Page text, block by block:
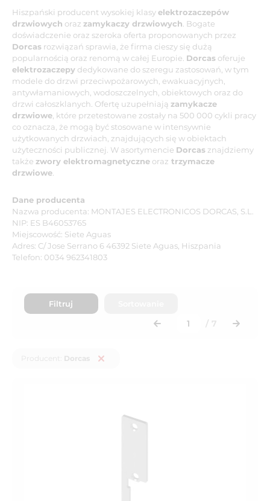
Hiszpański producent wysokiej klasyelektrozaczepów
drzwiowych oraz zamykaczy drzwiowych . Bogate
doświadczenie oraz szeroka oferta proponowanych przez
Dorcas rozwiązań sprawia, że firma cieszy się dużą
popularnością oraz renomą w całej Europie. Dorcas oferuje
elektrozaczepy dedykowane do szeregu zastosowań, w tym
modele do drzwi przeciwpożarowych, ewakuacyjnych,
antywłamaniowych, wodoszczelnych, obiektowych oraz do
drzwi całoszklanych. Ofertę uzupełniają zamykacze
drzwiowe , które przetestowane zostały na 500 000 cykli pracy
co oznacza, że mogą być stosowane w intensywnie
użytkowanych drzwiach, znajdujących się w obiektach
użyteczności publicznej. W asortymencie Dorcas znajdziemy
także zwory elektromagnetyczne oraz trzymacze
drzwiowe
Dane producenta
Nazwa producenta: MONTAJES ELECTRONICOS DORCAS, S.L.
NIP: ES B46053765
Miejscowość: Siete Aguas
Adres: C/ Jose Serrano 6 46392 Siete Aguas, Hiszpania
Telefon: 0034 962341803
Filtruj
/ 7
Producent: Dorcas